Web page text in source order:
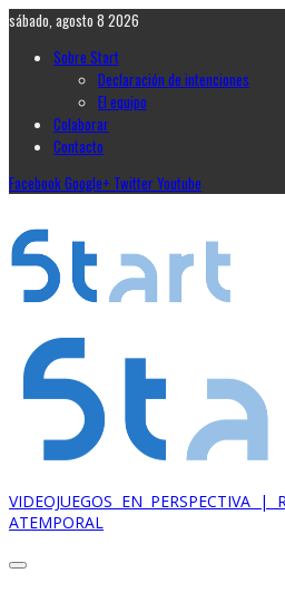
sábado, agosto 8 2026
Sobre Start
Declaración de intenciones
El equipo
Colaborar
Contacto
FacebookGoogle+ TwitterYoutube
VIDEOJUEGOS EN PERSPECTIVA |
ATEMPORAL